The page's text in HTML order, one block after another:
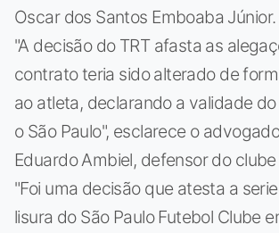
Oscar dos Santos Emboaba Júnior.
"A decisão do TRT afasta as
contrato teria sido alterado de
ao atleta, declarando a validade
o São Paulo", esclarece o
Eduardo Ambiel, defensor do
"Foi uma decisão que atesta a
lisura do São Paulo Futebol Clube